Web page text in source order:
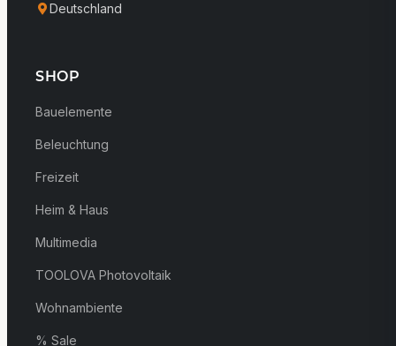
Deutschland
SHOP
Bauelemente
Beleuchtung
Freizeit
Heim & Haus
Multimedia
TOOLOVA Photovoltaik
Wohnambiente
% Sale